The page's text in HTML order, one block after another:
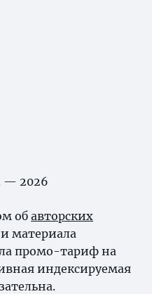
— 2026
об авторских
материала
промо-тариф на
индексируемая